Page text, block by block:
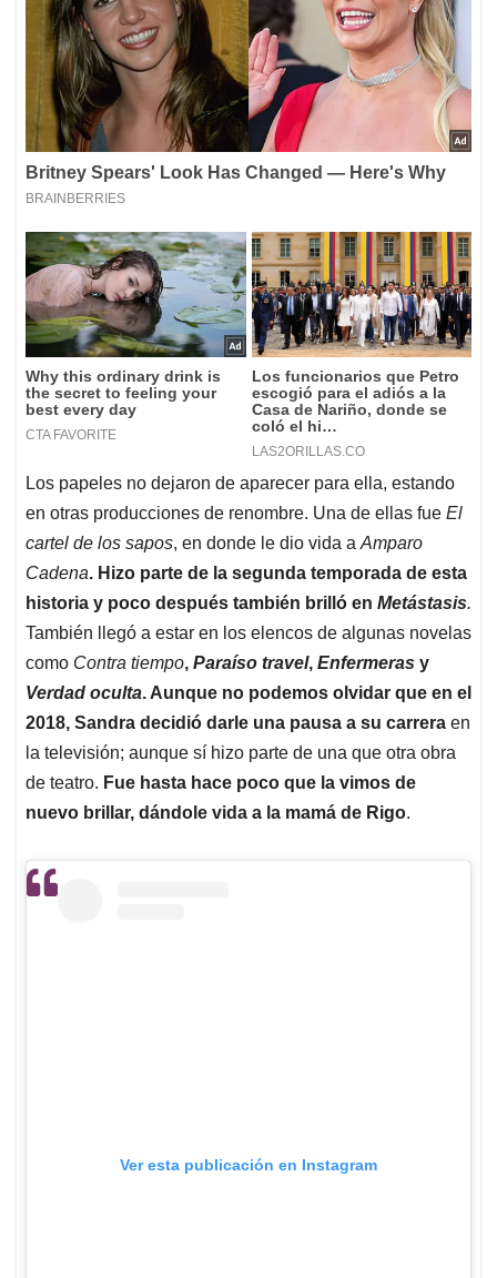
Los papeles no dejaron de aparecer para ella, estando
en otras producciones de renombre. Una de ellas fue El
cartel de los sapos, en donde le dio vida a Amparo
Cadena. Hizo parte de la segunda temporada de esta
historia y poco después también brilló en Metástasis.
También llegó a estar en los elencos de algunas novelas
como Contra tiempo, Paraíso travel, Enfermeras y
Verdad oculta. Aunque no podemos olvidar que en el
2018, Sandra decidió darle una pausa a su carrera en
la televisión; aunque sí hizo parte de una que otra obra
de teatro. Fue hasta hace poco que la vimos de
nuevo brillar, dándole vida a la mamá de Rigo.
Ver esta publicación en Instagram